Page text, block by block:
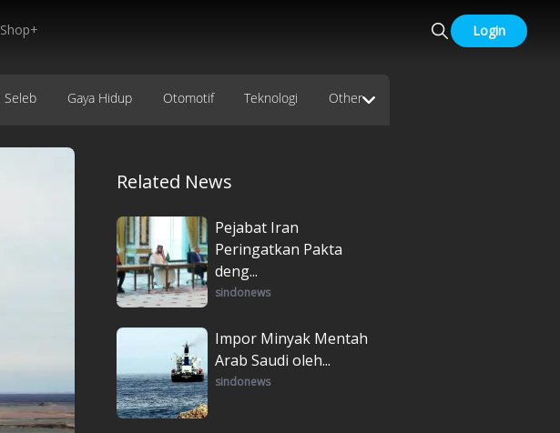
Shop+ Login
Seleb Gaya Hidup Otomotif Teknologi Other
Related News
Pejabat Iran
Peringatkan Pakta
deng...
sindonews
Impor Minyak Mentah
Arab Saudi oleh...
sindonews